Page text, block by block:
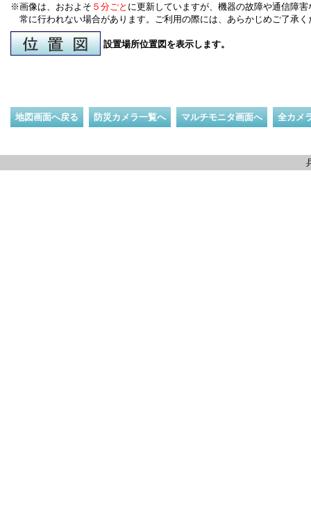
※画像は、おおよそ ５分ごと に更新していますが、機器の故障や通信障
常に行われない場合があります。ご利用の際には、あらかじめご了承く
設置場所位置図を表示します。
地図画面へ戻る 防災カメラ一覧へ マルチモニタ画面へ 全カメ